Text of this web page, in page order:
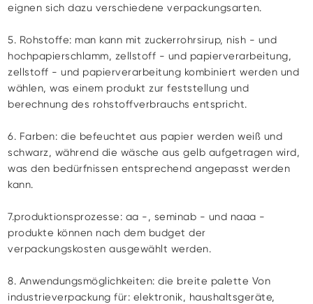
eignen sich dazu verschiedene verpackungsarten.
5. Rohstoffe: man kann mit zuckerrohrsirup, nish - und
hochpapierschlamm, zellstoff - und papierverarbeitung,
zellstoff - und papierverarbeitung kombiniert werden und
wählen, was einem produkt zur feststellung und
berechnung des rohstoffverbrauchs entspricht.
6. Farben: die befeuchtet aus papier werden weiß und
schwarz, während die wäsche aus gelb aufgetragen wird,
was den bedürfnissen entsprechend angepasst werden
kann.
7.produktionsprozesse: aa -, seminab - und naaa -
produkte können nach dem budget der
verpackungskosten ausgewählt werden.
8. Anwendungsmöglichkeiten: die breite palette Von
industrieverpackung für: elektronik, haushaltsgeräte,